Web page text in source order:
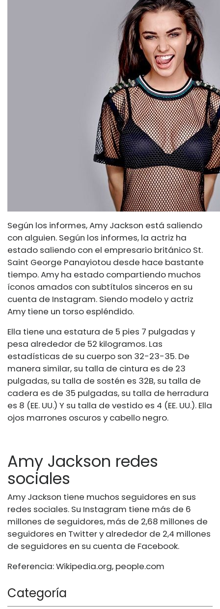
Según los informes, Amy Jackson está saliendo
con alguien. Según los informes, la actriz ha
estado saliendo con el empresario británico St.
Saint George Panayiotou desde hace bastante
tiempo. Amy ha estado compartiendo muchos
íconos amados con subtítulos sinceros en su
cuenta de Instagram. Siendo modelo y actriz
Amy tiene un torso espléndido.
Ella tiene una estatura de 5 pies 7 pulgadas y
pesa alrededor de 52 kilogramos. Las
estadísticas de su cuerpo son 32-23-35. De
manera similar, su talla de cintura es de 23
pulgadas, su talla de sostén es 32B, su talla de
cadera es de 35 pulgadas, su talla de herradura
es 8 (EE. UU.) Y su talla de vestido es 4 (EE. UU.). Ella
ojos marrones oscuros y cabello negro.
Amy Jackson redes
sociales
Amy Jackson tiene muchos seguidores en sus
redes sociales. Su Instagram tiene más de 6
millones de seguidores, más de 2,68 millones de
seguidores en Twitter y alrededor de 2,4 millones
de seguidores en su cuenta de Facebook.
Referencia:Wikipedia.org, people.com
Categoría